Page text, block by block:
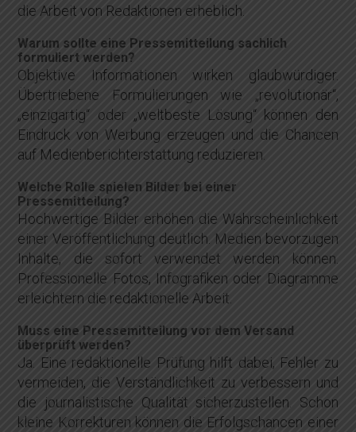
die Arbeit von Redaktionen erheblich.
Warum sollte eine Pressemitteilung sachlich
formuliert werden?
Objektive Informationen wirken glaubwürdiger.
Übertriebene Formulierungen wie „revolutionär“,
„einzigartig“ oder „weltbeste Lösung“ können den
Eindruck von Werbung erzeugen und die Chancen
auf Medienberichterstattung reduzieren.
Welche Rolle spielen Bilder bei einer
Pressemitteilung?
Hochwertige Bilder erhöhen die Wahrscheinlichkeit
einer Veröffentlichung deutlich. Medien bevorzugen
Inhalte, die sofort verwendet werden können.
Professionelle Fotos, Infografiken oder Diagramme
erleichtern die redaktionelle Arbeit.
Muss eine Pressemitteilung vor dem Versand
überprüft werden?
Ja. Eine redaktionelle Prüfung hilft dabei, Fehler zu
vermeiden, die Verständlichkeit zu verbessern und
die journalistische Qualität sicherzustellen. Schon
kleine Korrekturen können die Erfolgschancen einer